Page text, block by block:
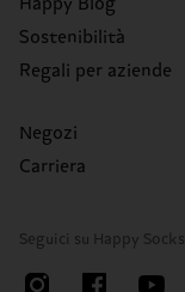
Happy Blog
Sostenibilità
Regali per aziende
Negozi
Carriera
Seguici su Happy Socks